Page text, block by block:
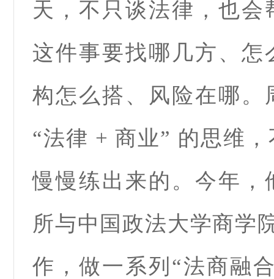
天，不只谈法律，也
这件事要找哪几方、怎
构怎么搭、风险在哪。
“法律 + 商业” 的思维
慢慢练出来的。今年，
所与中国政法大学商学
作，做一系列“法商融